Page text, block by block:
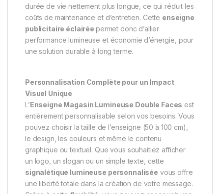
durée de vie nettement plus longue, ce qui réduit les
coûts de maintenance et d’entretien. Cette enseigne
publicitaire éclairée permet donc d’allier
performance lumineuse et économie d’énergie, pour
une solution durable à long terme.
Personnalisation Complète pour un Impact
Visuel Unique
L’Enseigne Magasin Lumineuse Double Faces est
entièrement personnalisable selon vos besoins. Vous
pouvez choisir la taille de l’enseigne (50 à 100 cm),
le design, les couleurs et même le contenu
graphique ou textuel. Que vous souhaitiez afficher
un logo, un slogan ou un simple texte, cette
signalétique lumineuse personnalisée vous offre
une liberté totale dans la création de votre message.